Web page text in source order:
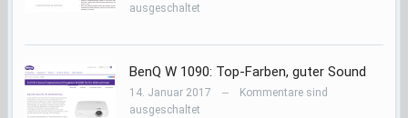
ausgeschaltet
BenQ W 1090: Top-Farben, guter Sound
14. Januar 2017 —
Kommentare sind
ausgeschaltet